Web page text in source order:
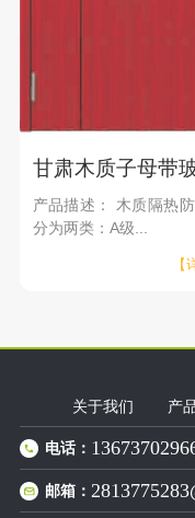
产品描述： 木质隔热
分为两类：A级...
【
关于我们 产
电话：
邮箱：